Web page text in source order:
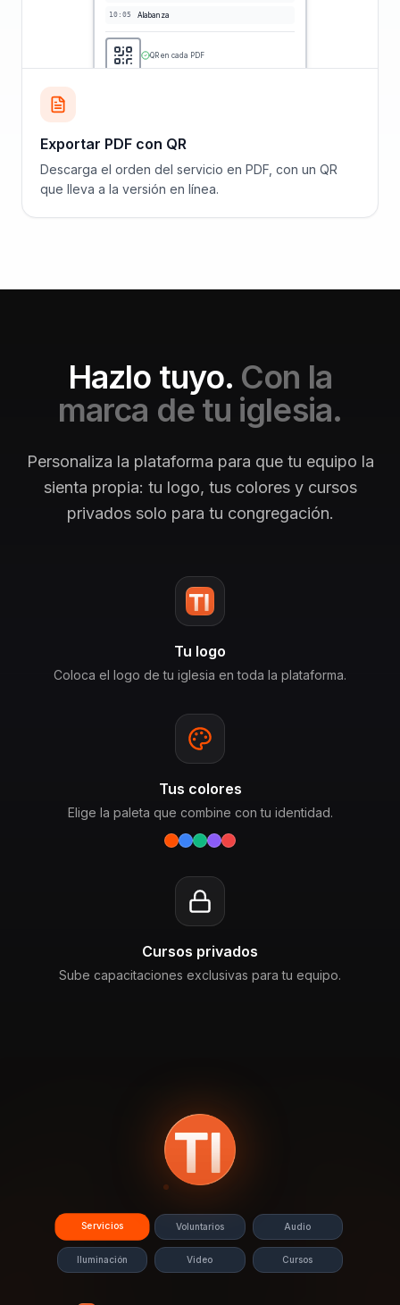
10:05 Alabanza
QR en cada PDF
Exportar PDF con QR
Descarga el orden del servicio en PDF, con un QR
que lleva a la versión en línea.
Hazlo tuyo. Con la
marca de tu iglesia.
Personaliza la plataforma para que tu equipo la
sienta propia: tu logo, tus colores y cursos
privados solo para tu congregación.
Tu logo
Coloca el logo de tu iglesia en toda la plataforma.
Tus colores
Elige la paleta que combine con tu identidad.
Cursos privados
Sube capacitaciones exclusivas para tu equipo.
Servicios Voluntarios Audio
Iluminación Video Cursos